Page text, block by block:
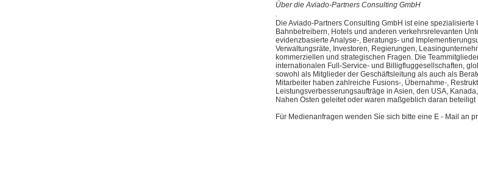
Über die Aviado-Partners Consulting GmbH
.
Die Aviado-Partners Consulting GmbH ist eine
Bahnbetreibern, Hotels und anderen verkehrsrelevanten
evidenzbasierte Analyse-, Beratungs- und
Verwaltungsräte, Investoren, Regierungen,
kommerziellen und strategischen Fragen. Die
internationalen Full-Service- und Billigfluggesellschaften,
sowohl als Mitglieder der Geschäftsleitung als auch als
Mitarbeiter haben zahlreiche Fusions-, Übernahme-,
Leistungsverbesserungsaufträge in Asien, den USA,
Nahen Osten geleitet oder waren maßgeblich daran beteiligt
Für Medienanfragen wenden Sie sich bitte eine E - Mail an